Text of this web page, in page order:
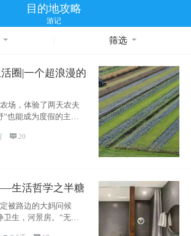
目的地攻略
游记
筛选
圈|一个超浪漫的
场，体验了两天农夫
”也能成为度假的主旋
20
生活哲学之半糖
被路边的大妈问候
生，河景房。”无意